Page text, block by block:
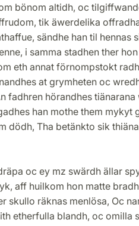
bönom altidh, oc
tik äwerdelika
sändhe han til hennas
i samma stadhen ther
eth annat förnompstokt
at grymheten oc
fadhren hörandhes
han mothe them mykyt
dödh, Tha betänkto sik
oc ey mz swärdh ällar
aff huilkom hon matte
skullo räknas menlösa, Oc
etherfulla blandh, oc omilla